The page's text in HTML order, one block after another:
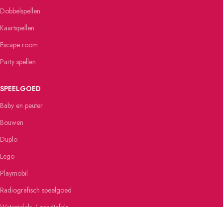
Dobbelspellen
Kaartspellen
Escape room
Party spellen
SPEELGOED
Baby en peuter
Bouwen
Duplo
Lego
Playmobil
Radiografisch speelgoed